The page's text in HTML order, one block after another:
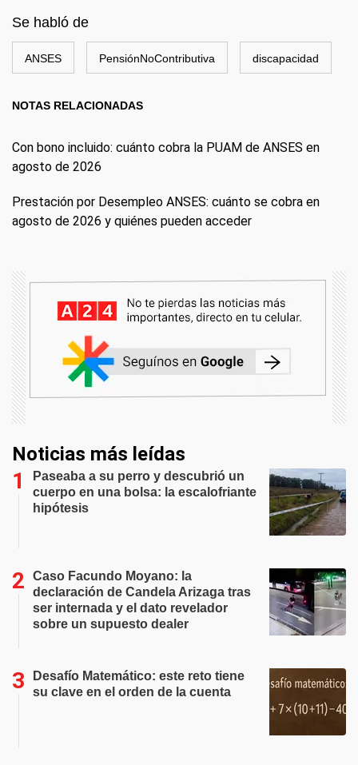
Se habló de
ANSES PensiónNoContributiva discapacidad
NOTAS RELACIONADAS
Con bono incluido: cuánto cobra la PUAM de ANSES en
agosto de 2026
Prestación por Desempleo ANSES: cuánto se cobra en
agosto de 2026 y quiénes pueden acceder
Noticias más leídas
Paseaba a su perro y descubrió un
cuerpo en una bolsa: la escalofriante
hipótesis
Caso Facundo Moyano: la
declaración de Candela Arizaga tras
ser internada y el dato revelador
sobre un supuesto dealer
Desafío Matemático: este reto tiene
su clave en el orden de la cuenta